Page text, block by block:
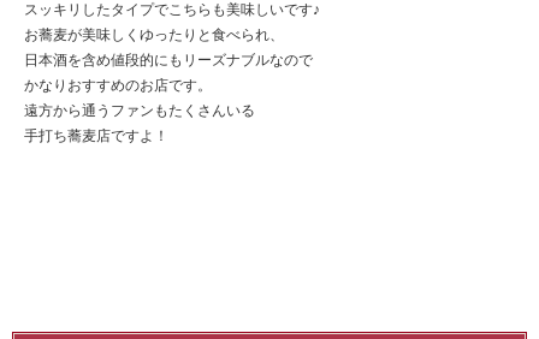
スッキリしたタイプでこちらも美味しいです♪
お蕎麦が美味しくゆったりと食べられ、
日本酒を含め値段的にもリーズナブルなので
かなりおすすめのお店です。
遠方から通うファンもたくさんいる
手打ち蕎麦店ですよ！